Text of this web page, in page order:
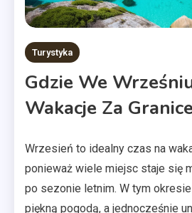
Turystyka
Gdzie We
Wakacje Za
Wrzesień to idealny czas na
ponieważ wiele miejsc staje się
po sezonie letnim. W tym
piękną pogodą, a jednocześnie